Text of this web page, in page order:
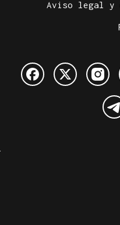
Aviso legal y